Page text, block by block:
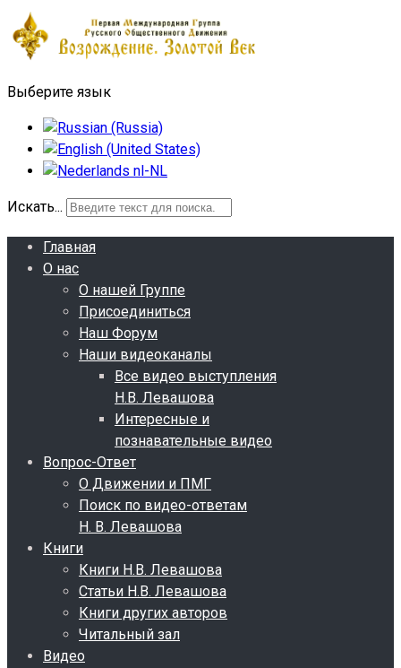
Выберите язык
Искать...
Главная
О нас
О нашей Группе
Присоединиться
Наш Форум
Наши видеоканалы
Все видео выступления
Н.В. Левашова
Интересные и
познавательные видео
Вопрос-Ответ
О Движении и ПМГ
Поиск по видео-ответам
Н. В. Левашова
Книги
Книги Н.В. Левашова
Статьи Н.В. Левашова
Книги других авторов
Читальный зал
Видео